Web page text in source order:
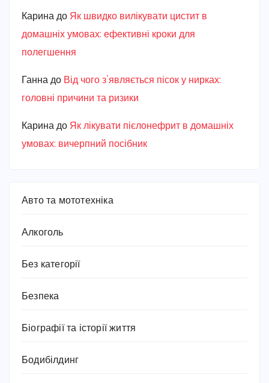
Карина до Як швидко вилікувати цистит в
домашніх умовах: ефективні кроки для
полегшення
Ганна до Від чого з’являється пісок у нирках:
головні причини та ризики
Карина до Як лікувати пієлонефрит в домашніх
умовах: вичерпний посібник
Авто та мототехніка
Алкоголь
Без категорії
Безпека
Біографії та історії життя
Бодибілдинг